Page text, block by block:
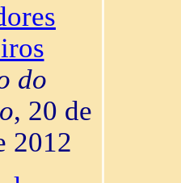
do
, 20 de
2012